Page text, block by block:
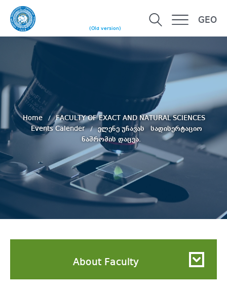
(Old version)
GEO
Home
FACULTY OF EXACT AND NATURAL SCIENCES
Events Calender
ელენე უჩავას სადისერტაციო
ნაშრომის დაცვა.
About Faculty